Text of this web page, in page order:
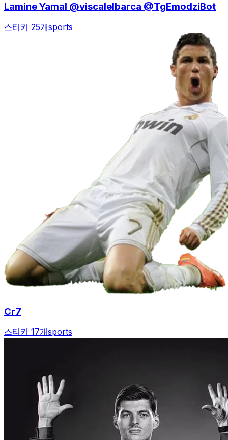
Lamine Yamal @viscalelbarca @TgEmodziBot
스티커 25개sports
Cr7
스티커 17개sports